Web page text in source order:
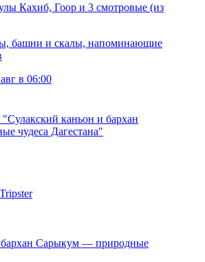
Кахиб, Гоор и 3 смотровые (из
башни и скалы, напоминающие
в 06:00
бархан Сарыкум — природные